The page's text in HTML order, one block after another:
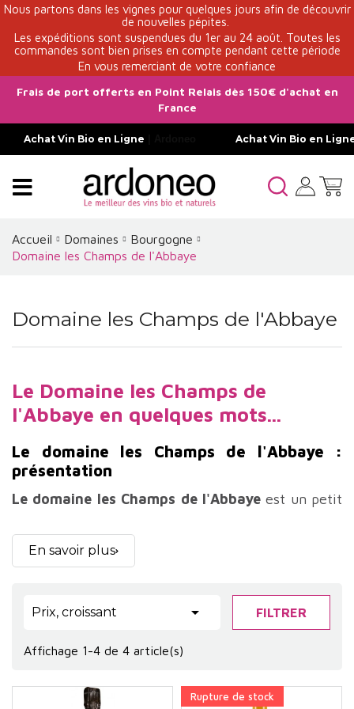
Nous partons dans les vignes pour quelques jours afin de découvrir
de nouvelles pépites.
Les expéditions sont suspendues du 1er au 24 août. Toutes les
commandes sont bien prises en compte pendant cette période
En vous remerciant de votre confiance
Frais de port offerts en Point Relais dès 150€ d'achat en
France
Achat Vin Bio en Ligne Achat Vin Bio en
Accueil Domaines
Bourgogne
Domaine les Champs de l'Abbaye
Domaine les Champs de l'Abbaye
Le Domaine les Champs de
l'Abbaye en quelques mots...
Le domaine les Champs de l'Abbaye :
présentation
Le domaine les Champs de l'Abbayeest un petit
situé à Aluze, joli village perché sur les hauteurs
Le domaine les Champs de l'Abbaye cultive ses
vignes en agriculture biologique depuis 1999 sur le
terroir de Rully, Mercurey, et Côtes Chalonnaise. Il
Les vins bio des Champs de l'Abbaye sont réputés
En savoir plus
Prix, croissant  FILTRER
Affichage 1-4 de 4 article(s)
Rupture de stock